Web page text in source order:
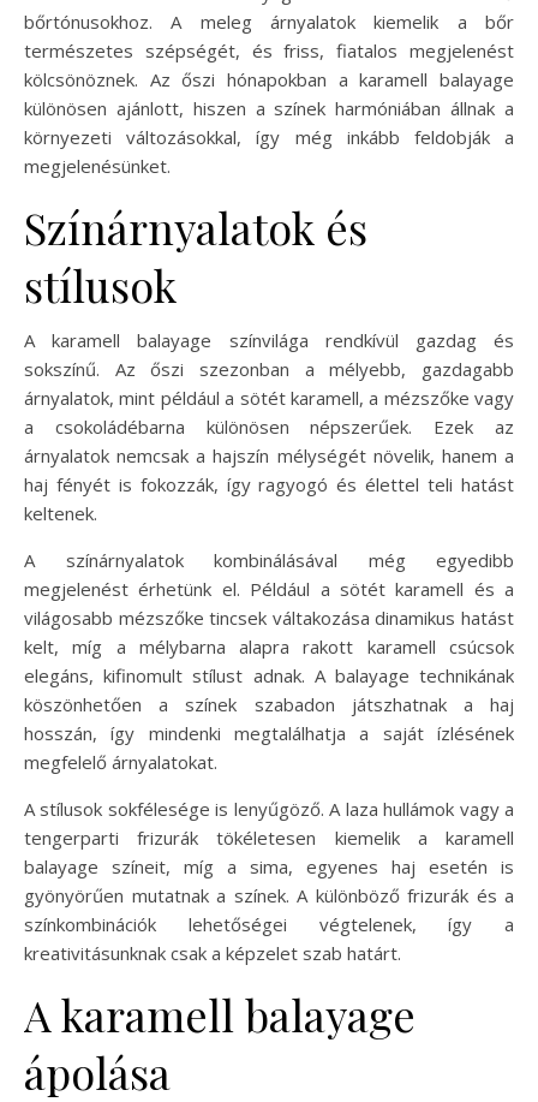
bőrtónusokhoz. A meleg árnyalatok kiemelik a bőr
természetes szépségét, és friss, fiatalos megjelenést
kölcsönöznek. Az őszi hónapokban a karamell balayage
különösen ajánlott, hiszen a színek harmóniában állnak a
környezeti változásokkal, így még inkább feldobják a
megjelenésünket.
Színárnyalatok és
stílusok
A karamell balayage színvilága rendkívül gazdag és
sokszínű. Az őszi szezonban a mélyebb, gazdagabb
árnyalatok, mint például a sötét karamell, a mézszőke vagy
a csokoládébarna különösen népszerűek. Ezek az
árnyalatok nemcsak a hajszín mélységét növelik, hanem a
haj fényét is fokozzák, így ragyogó és élettel teli hatást
keltenek.
A színárnyalatok kombinálásával még egyedibb
megjelenést érhetünk el. Például a sötét karamell és a
világosabb mézszőke tincsek váltakozása dinamikus hatást
kelt, míg a mélybarna alapra rakott karamell csúcsok
elegáns, kifinomult stílust adnak. A balayage technikának
köszönhetően a színek szabadon játszhatnak a haj
hosszán, így mindenki megtalálhatja a saját ízlésének
megfelelő árnyalatokat.
A stílusok sokfélesége is lenyűgöző. A laza hullámok vagy a
tengerparti frizurák tökéletesen kiemelik a karamell
balayage színeit, míg a sima, egyenes haj esetén is
gyönyörűen mutatnak a színek. A különböző frizurák és a
színkombinációk lehetőségei végtelenek, így a
kreativitásunknak csak a képzelet szab határt.
A karamell balayage
ápolása